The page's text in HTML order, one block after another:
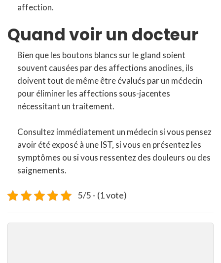
affection.
Quand voir un docteur
Bien que les boutons blancs sur le gland soient
souvent causées par des affections anodines, ils
doivent tout de même être évalués par un médecin
pour éliminer les affections sous-jacentes
nécessitant un traitement.
Consultez immédiatement un médecin si vous pensez
avoir été exposé à une IST, si vous en présentez les
symptômes ou si vous ressentez des douleurs ou des
saignements.
5/5 - (1 vote)